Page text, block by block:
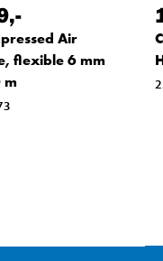
,-
Air
flexible 6 mm
m